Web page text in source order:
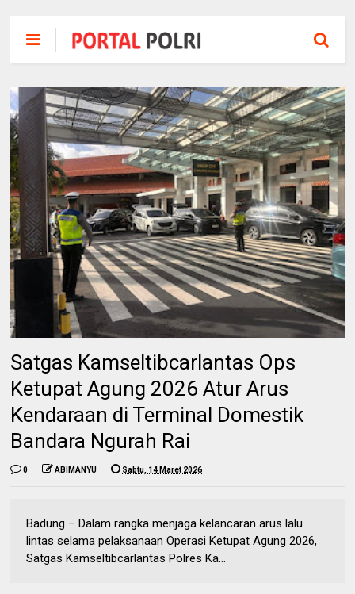
Satgas Kamseltibcarlantas Ops
Ketupat Agung 2026 Atur Arus
Kendaraan di Terminal Domestik
Bandara Ngurah Rai
0 ABIMANYU Sabtu, 14 Maret 2026
Badung – Dalam rangka menjaga kelancaran arus lalu
lintas selama pelaksanaan Operasi Ketupat Agung 2026,
Satgas Kamseltibcarlantas Polres Ka...